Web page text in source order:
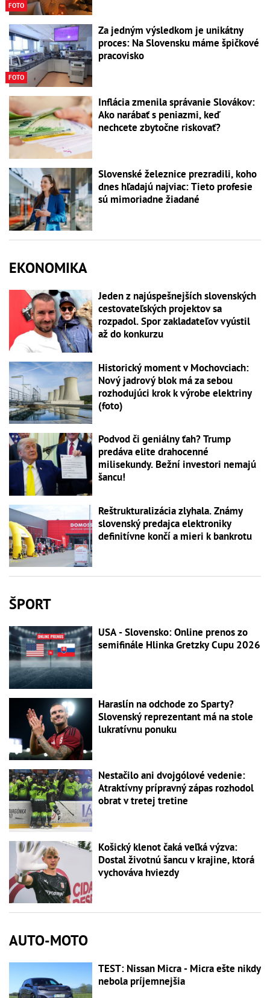
FOTO
FOTO
Za jedným výsledkom je unikátny
proces: Na Slovensku máme špičkové
pracovisko
Inflácia zmenila správanie Slovákov:
Ako narábať s peniazmi, keď
nechcete zbytočne riskovať?
Slovenské železnice prezradili, koho
dnes hľadajú najviac: Tieto profesie
sú mimoriadne žiadané
EKONOMIKA
Jeden z najúspešnejších slovenských
cestovateľských projektov sa
rozpadol. Spor zakladateľov vyústil
až do konkurzu
Historický moment v Mochovciach:
Nový jadrový blok má za sebou
rozhodujúci krok k výrobe elektriny
(foto)
Podvod či geniálny ťah? Trump
predáva elite drahocenné
milisekundy. Bežní investori nemajú
šancu!
Reštrukturalizácia zlyhala. Známy
slovenský predajca elektroniky
definitívne končí a mieri k bankrotu
ŠPORT
USA - Slovensko: Online prenos zo
semifinále Hlinka Gretzky Cupu 2026
Haraslín na odchode zo Sparty?
Slovenský reprezentant má na stole
lukratívnu ponuku
Nestačilo ani dvojgólové vedenie:
Atraktívny prípravný zápas rozhodol
obrat v tretej tretine
Košický klenot čaká veľká výzva:
Dostal životnú šancu v krajine, ktorá
vychováva hviezdy
AUTO-MOTO
TEST: Nissan Micra - Micra ešte nikdy
nebola príjemnejšia